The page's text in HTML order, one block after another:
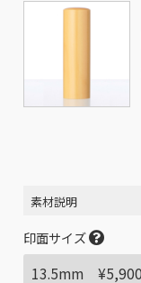
素材説明
印面サイズ